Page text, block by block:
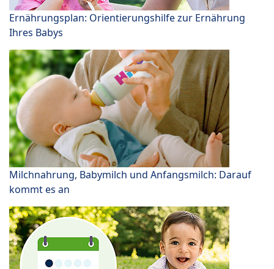
Ernährungsplan: Orientierungshilfe zur Ernährung
Ihres Babys
Milchnahrung, Babymilch und Anfangsmilch: Darauf
kommt es an